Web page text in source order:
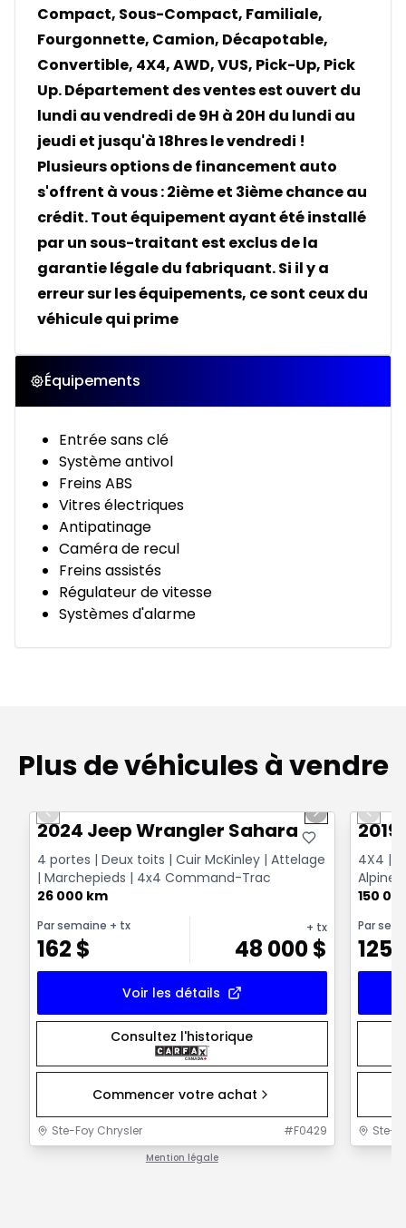
Compact, Sous-Compact, Familiale,
Fourgonnette, Camion, Décapotable,
Convertible, 4X4, AWD, VUS, Pick-Up, Pick
Up. Département des ventes est ouvert du
lundi au vendredi de 9H à 20H du lundi au
jeudi et jusqu'à 18hres le vendredi !
Plusieurs options de financement auto
s'offrent à vous : 2ième et 3ième chance au
crédit. Tout équipement ayant été installé
par un sous-traitant est exclus de la
garantie légale du fabriquant. Si il y a
erreur sur les équipements, ce sont ceux du
véhicule qui prime
Équipements
Entrée sans clé
Système antivol
Freins ABS
Vitres électriques
Antipatinage
Caméra de recul
Freins assistés
Régulateur de vitesse
Systèmes d'alarme
Plus de véhicules à vendre
Previous slide Next slide
2024 Jeep Wrangler Sahara
4 portes | Deux toits | Cuir McKinley | Attelage
| Marchepieds | 4x4 Command-Trac
26 000 km
Par semaine + tx
162 $
+ tx
48 000$
Voir les détails
Consultez l'historique
Commencer votre achat
Ste-Foy Chrysler #F0429
Mention légale
4X4 |
Alpine
150
Par
125
Ste-